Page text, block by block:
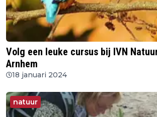
Volg een leuke cursus bij IVN
Arnhem
18 januari 2024
natuur